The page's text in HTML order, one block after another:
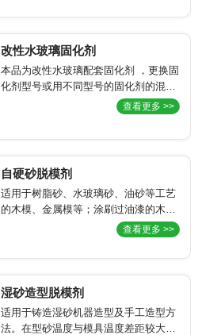
改性水玻璃固化剂
本品为改性水玻璃配套固化剂 ，更换固
化剂型号或用不同型号的固化剂的混
搭，可实现调节固化速度和脱模时间，
查看更多 >>
自硬砂脱模剂
适用于树脂砂、水玻璃砂、油砂等工艺
的木模、金属模等；涂刷过油漆的木模
(芯盒)不推荐本系列产品。查看更多 >>
湿砂造型脱模剂
适用于铸造湿砂机器造型及手工造型方
法。在型砂温度与模具温度差距较大的